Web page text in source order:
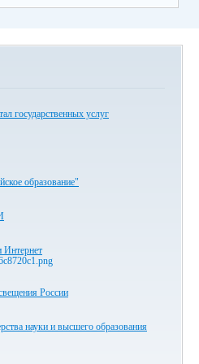
государственных услуг
образование"
Интернет
России
науки и высшего образования